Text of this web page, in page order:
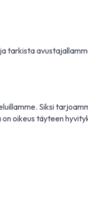
ja tarkista
Siksi
oikeus täyteen